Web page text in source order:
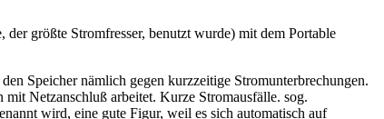
größte Stromfresser, benutzt wurde) mit dem Portable
Speicher nämlich gegen kurzzeitige Stromunterbrechungen.
Netzanschluß arbeitet. Kurze Stromausfälle. sog.
wird, eine gute Figur, weil es sich automatisch auf